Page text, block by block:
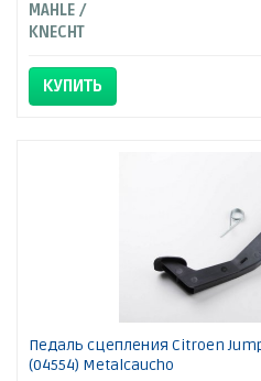
MAHLE /
KNECHT
КУПИТЬ
Педаль сцепления Citroen
(04554) Metalcaucho